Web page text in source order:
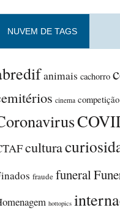
NUVEM DE TAGS
animais cachorro
cinema competição
cultura
fraude funeral
hottopics